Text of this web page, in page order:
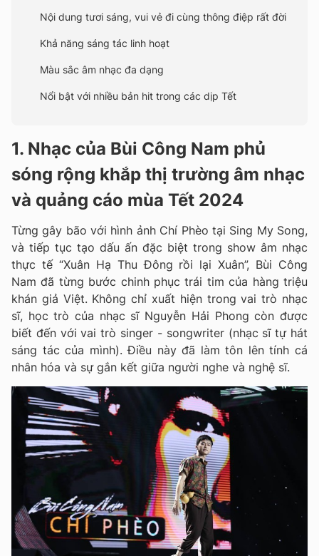
Nội dung tươi sáng, vui vẻ đi cùng thông điệp rất đời
Khả năng sáng tác linh hoạt
Màu sắc âm nhạc đa dạng
Nổi bật với nhiều bản hit trong các dịp Tết
1. Nhạc của Bùi Công Nam phủ
sóng rộng khắp thị trường âm nhạc
và quảng cáo mùa Tết 2024
Từng gây bão với hình ảnh Chí Phèo tại Sing My Song,
và tiếp tục tạo dấu ấn đặc biệt trong show âm nhạc
thực tế “Xuân Hạ Thu Đông rồi lại Xuân”, Bùi Công
Nam đã từng bước chinh phục trái tim của hàng triệu
khán giả Việt. Không chỉ xuất hiện trong vai trò nhạc
sĩ, học trò của nhạc sĩ Nguyễn Hải Phong còn được
biết đến với vai trò singer - songwriter (nhạc sĩ tự hát
sáng tác của mình). Điều này đã làm tôn lên tính cá
nhân hóa và sự gắn kết giữa người nghe và nghệ sĩ.